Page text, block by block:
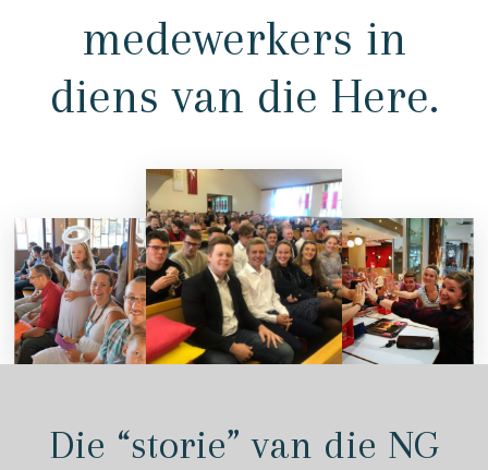
medewerkers in
diens van die Here.
Die “storie” van die NG